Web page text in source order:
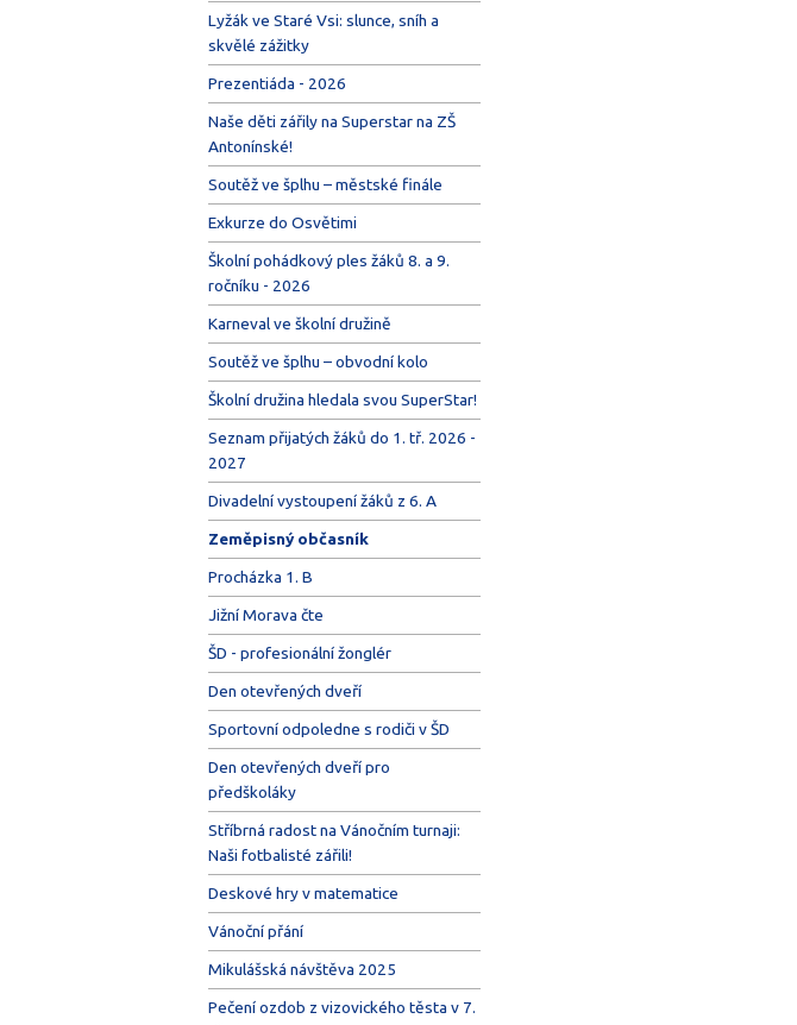
Lyžák ve Staré Vsi: slunce, sníh a
skvělé zážitky
Prezentiáda - 2026
Naše děti zářily na Superstar na ZŠ
Antonínské!
Soutěž ve šplhu – městské finále
Exkurze do Osvětimi
Školní pohádkový ples žáků 8. a 9.
ročníku - 2026
Karneval ve školní družině
Soutěž ve šplhu – obvodní kolo
Školní družina hledala svou SuperStar!
Seznam přijatých žáků do 1. tř. 2026 -
2027
Divadelní vystoupení žáků z 6. A
Zeměpisný občasník
Procházka 1. B
Jižní Morava čte
ŠD - profesionální žonglér
Den otevřených dveří
Sportovní odpoledne s rodiči v ŠD
Den otevřených dveří pro
předškoláky
Stříbrná radost na Vánočním turnaji:
Naši fotbalisté zářili!
Deskové hry v matematice
Vánoční přání
Mikulášská návštěva 2025
Pečení ozdob z vizovického těsta v 7.